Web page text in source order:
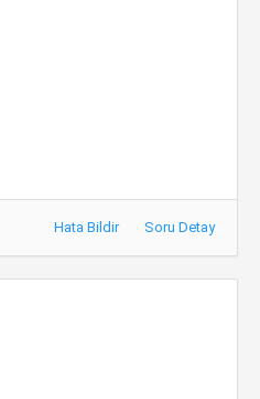
Hata Bildir Soru Detay